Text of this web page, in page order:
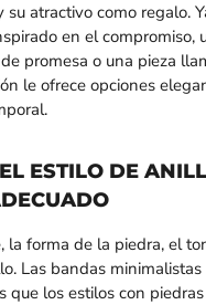
atractivo como regalo.
en el compromiso,
promesa o una pieza
le ofrece opciones
ESTILO DE
la forma de la piedra, el
Las bandas
que los estilos con